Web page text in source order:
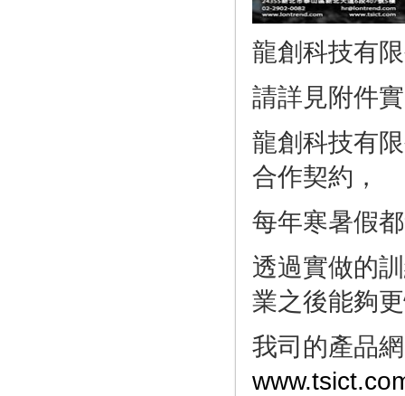
龍創科技有
請詳見附件
龍創科技有
合作契約，
每年寒暑假
透過實做的
業之後能夠
我司的產品